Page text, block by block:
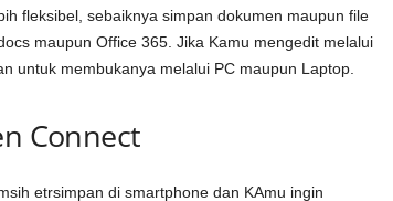
fleksibel, sebaiknya simpan dokumen maupun file
maupun Office 365. Jika Kamu mengedit melalui
untuk membukanya melalui PC maupun Laptop.
Connect
etrsimpan di smartphone dan KAmu ingin